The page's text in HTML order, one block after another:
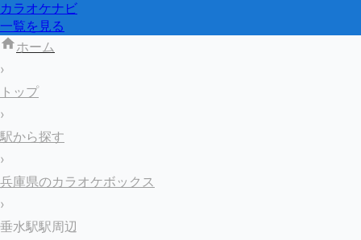
カラオケナビ
一覧を見る
ホーム
›
トップ
›
駅から探す
›
兵庫県のカラオケボックス
›
垂水駅駅周辺